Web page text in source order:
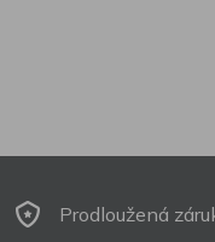
Prodloužená